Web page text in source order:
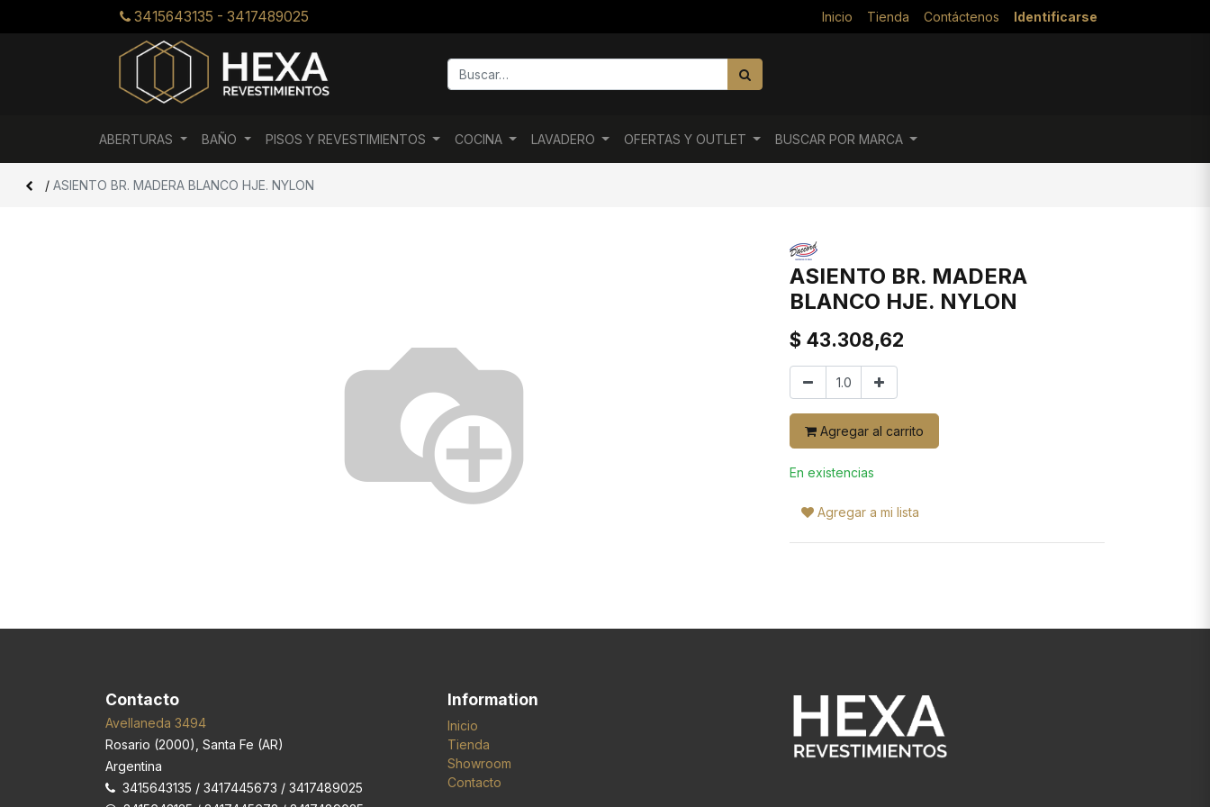
3415643135 - 3417489025 Inicio Tienda Contáctenos Identificarse
ABERTURAS BAÑO PISOS Y REVESTIMIENTOS COCINA LAVADERO OFERTAS Y OUTLET BUSCAR POR MARCA
/ ASIENTO BR. MADERA BLANCO HJE. NYLON
ASIENTO BR. MADERA
BLANCO HJE. NYLON
$ 43.308,62
Agregar al carrito
En existencias
Agregar a mi lista
Contacto
Avellaneda 3494
Rosario (2000), Santa Fe (AR)
Argentina
3415643135 / 3417445673 / 3417489025
Information
Inicio
Tienda
Showroom
Contacto